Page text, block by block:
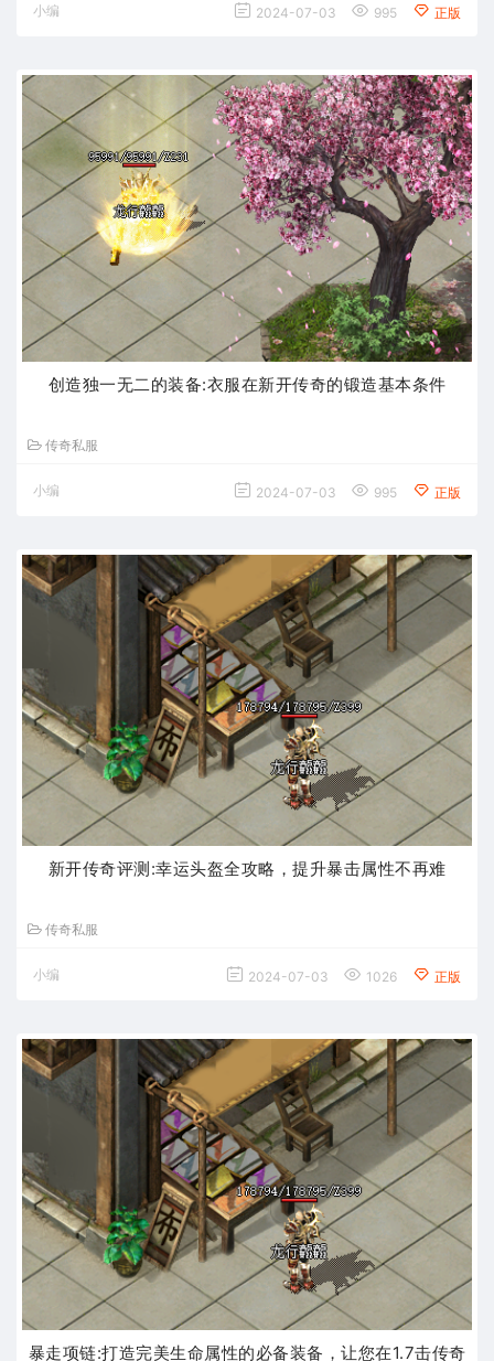
小编 2024-07-03 995 正版
创造独一无二的装备:衣服在新开传奇的锻造基本条件
传奇私服
小编 2024-07-03 995 正版
新开传奇评测:幸运头盔全攻略，提升暴击属性不再难
传奇私服
小编 2024-07-03 1026 正版
暴走项链:打造完美生命属性的必备装备，让您在1.7击传奇